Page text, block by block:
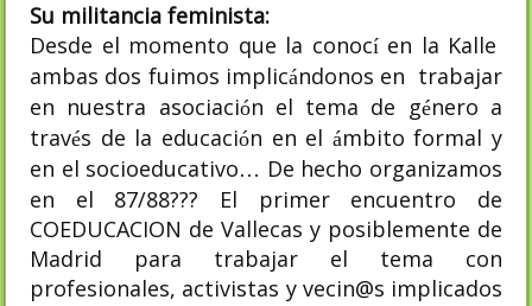
Su militancia feminista:
Desde el momento que la conocíen la Kalle
ambas dos fuimos implicándonos en trabajar
en nuestra asociación el tema de género a
través de la educación en el ámbito formal y
en el socioeducativo… De hecho organizamos
en el 87/88??? El primer encuentro de
COEDUCACION de Vallecas y posiblemente de
Madrid para trabajar el tema con
profesionales, activistas y vecin@s implicados